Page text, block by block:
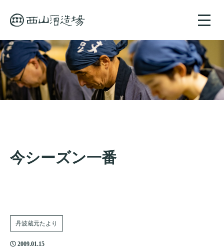
toggle
今シーズン一番
丹波蔵元たより
2009.01.15